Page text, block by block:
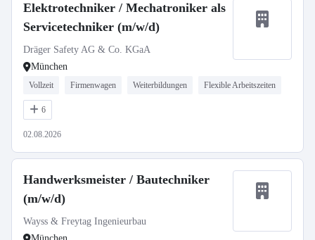
Elektrotechniker / Mechatroniker als
Servicetechniker (m/w/d)
Dräger Safety AG & Co. KGaA
München
Vollzeit Firmenwagen Weiterbildungen Flexible Arbeitszeiten
6
02.08.2026
Handwerksmeister / Bautechniker
(m/w/d)
Wayss & Freytag Ingenieurbau